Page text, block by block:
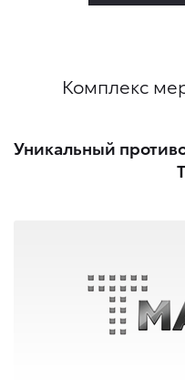
Комплекс
Уникальный